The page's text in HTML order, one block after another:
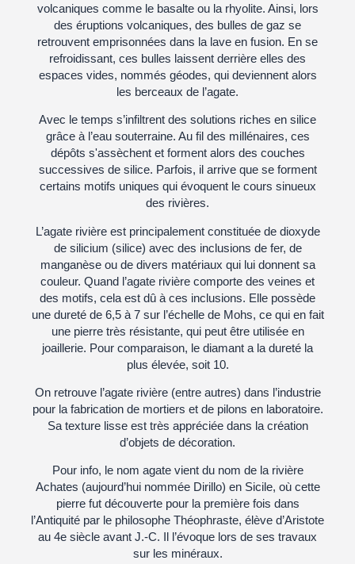
volcaniques comme le basalte ou la rhyolite. Ainsi, lors
des éruptions volcaniques, des bulles de gaz se
retrouvent emprisonnées dans la lave en fusion. En se
refroidissant, ces bulles laissent derrière elles des
espaces vides, nommés géodes, qui deviennent alors
les berceaux de l’agate.
Avec le temps s’infiltrent des solutions riches en silice
grâce à l’eau souterraine. Au fil des millénaires, ces
dépôts s'assèchent et forment alors des couches
successives de silice. Parfois, il arrive que se forment
certains motifs uniques qui évoquent le cours sinueux
des rivières.
L’agate rivière est principalement constituée de dioxyde
de silicium (silice) avec des inclusions de fer, de
manganèse ou de divers matériaux qui lui donnent sa
couleur. Quand l’agate rivière comporte des veines et
des motifs, cela est dû à ces inclusions. Elle possède
une dureté de 6,5 à 7 sur l’échelle de Mohs, ce qui en fait
une pierre très résistante, qui peut être utilisée en
joaillerie. Pour comparaison, le diamant a la dureté la
plus élevée, soit 10.
On retrouve l’agate rivière (entre autres) dans l’industrie
pour la fabrication de mortiers et de pilons en laboratoire.
Sa texture lisse est très appréciée dans la création
d’objets de décoration.
Pour info, le nom agate vient du nom de la rivière
Achates (aujourd’hui nommée Dirillo) en Sicile, où cette
pierre fut découverte pour la première fois dans
l’Antiquité par le philosophe Théophraste, élève d’Aristote
au 4e siècle avant J.-C. Il l’évoque lors de ses travaux
sur les minéraux.